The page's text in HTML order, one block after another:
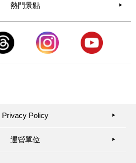
熱門景點
Privacy Policy ▶︎
運營單位 ▶︎